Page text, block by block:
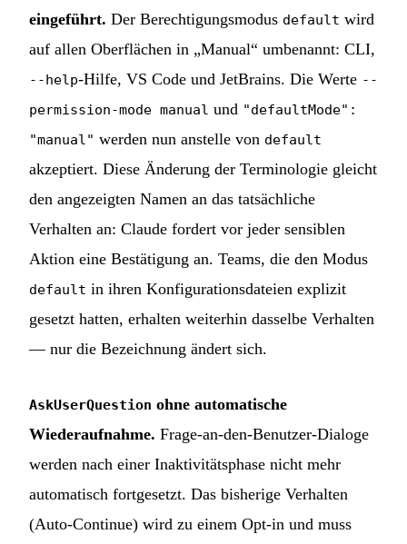
eingeführt. Der Berechtigungsmodus default wird
auf allen Oberflächen in „Manual“ umbenannt: CLI,
--help-Hilfe, VS Code und JetBrains. Die Werte --
permission-mode manual und "defaultMode":
"manual" werden nun anstelle von default
akzeptiert. Diese Änderung der Terminologie gleicht
den angezeigten Namen an das tatsächliche
Verhalten an: Claude fordert vor jeder sensiblen
Aktion eine Bestätigung an. Teams, die den Modus
default in ihren Konfigurationsdateien explizit
gesetzt hatten, erhalten weiterhin dasselbe Verhalten
— nur die Bezeichnung ändert sich.
AskUserQuestion ohne automatische
Wiederaufnahme. Frage-an-den-Benutzer-Dialoge
werden nach einer Inaktivitätsphase nicht mehr
automatisch fortgesetzt. Das bisherige Verhalten
(Auto-Continue) wird zu einem Opt-in und muss